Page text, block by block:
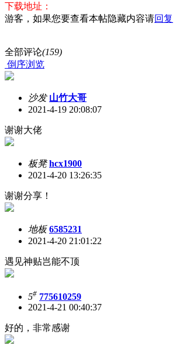
下载地址：
游客，如果您要查看本帖隐藏内容请回复
全部评论(159)
倒序浏览
沙发 山竹大哥
2021-4-19 20:08:07
谢谢大佬
板凳 hcx1900
2021-4-20 13:26:35
谢谢分享！
地板 6585231
2021-4-20 21:01:22
遇见神贴岂能不顶
5# 775610259
2021-4-21 00:40:37
好的，非常感谢